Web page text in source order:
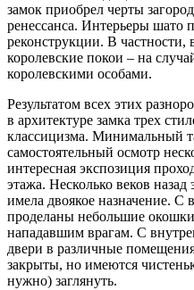
замок приобрел черты
ренессанса. Интерьеры шато
реконструкции. В частности,
королевские покои – на
королевскими особами.
Результатом всех этих
в архитектуре замка трех
классицизма. Минимальный
самостоятельный осмотр
интересная экспозиция
этажа. Несколько веков назад
имела двоякое назначение.
проделаны небольшие
нападавшим врагам. С
двери в различные
закрыты, но имеются
нужно) заглянуть.